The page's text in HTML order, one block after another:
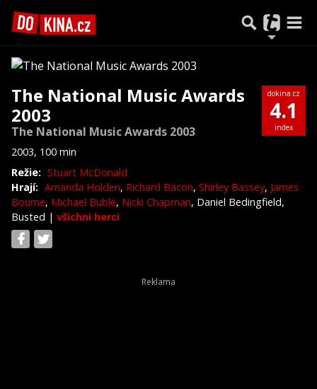
The National Music Awards
2003
The National Music Awards 2003
2003, 100 min
dokina.cz
4.1
index
Režie: Stuart McDonald
Hrají: Amanda Holden, Richard Bacon, Shirley Bassey, James
Bourne, Michael Bublé, Nicki Chapman, Daniel Bedingfield,
Busted | všichni herci